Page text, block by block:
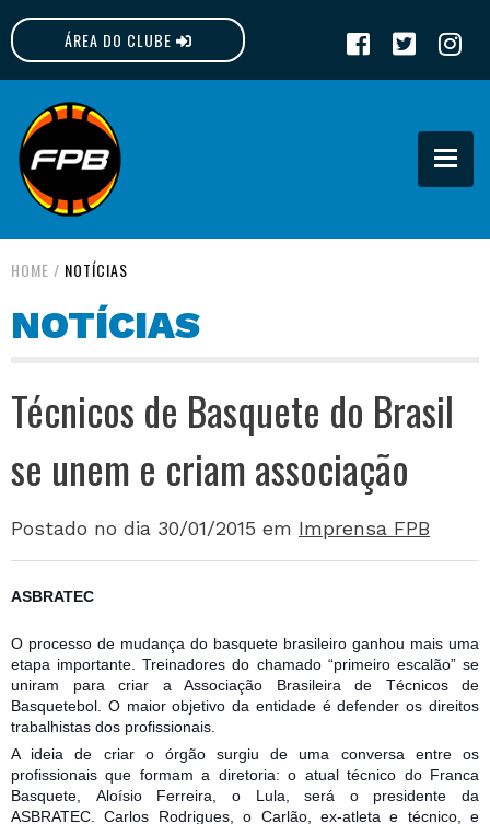
ÁREA DO CLUBE
FPB
HOME / NOTÍCIAS
NOTÍCIAS
Técnicos de Basquete do Brasil
se unem e criam associação
Postado no dia 30/01/2015 em Imprensa FPB
ASBRATEC
O processo de mudança do basquete brasileiro ganhou mais uma
etapa importante. Treinadores do chamado “primeiro escalão” se
uniram para criar a Associação Brasileira de Técnicos de
Basquetebol. O maior objetivo da entidade é defender os direitos
trabalhistas dos profissionais.
A ideia de criar o órgão surgiu de uma conversa entre os
profissionais que formam a diretoria: o atual técnico do Franca
Basquete, Aloísio Ferreira, o Lula, será o presidente da
ASBRATEC. Carlos Rodrigues, o Carlão, ex-atleta e técnico, e